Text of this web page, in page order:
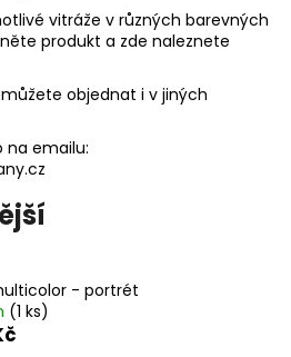
vitráže v různých barevných
produkt a zde naleznete
objednat i v jiných
na emailu:
- portrét
(1 ks)